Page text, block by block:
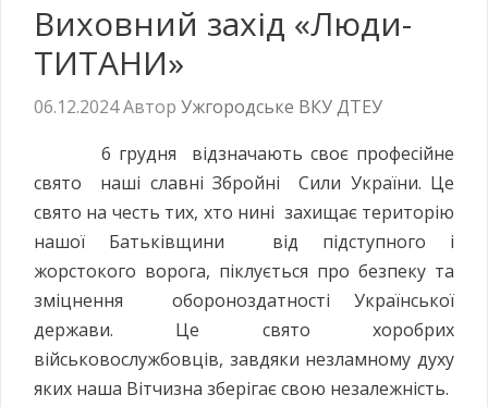
Виховний захід «Люди-
ТИТАНИ»
06.12.2024Автор Ужгородське ВКУ ДТЕУ
6 грудня відзначають своє професійне
свято наші славні Збройні Сили України. Це
свято на честь тих, хто нині захищає територію
нашої Батьківщини від підступного і
жорстокого ворога, піклується про безпеку та
зміцнення обороноздатності Української
держави. Це свято хоробрих
військовослужбовців, завдяки незламному духу
яких наша Вітчизна зберігає свою незалежність.